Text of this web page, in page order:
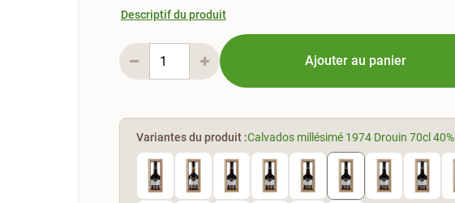
Descriptif du produit
Ajouter au panier
Variantes du produit :Calvados millésimé 1974 Drouin 70cl 40%